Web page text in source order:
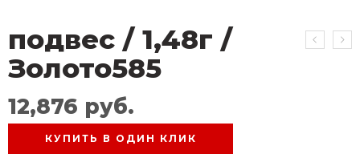
подвес / 1,48г /
Золото585
12,876 руб.
КУПИТЬ В ОДИН КЛИК